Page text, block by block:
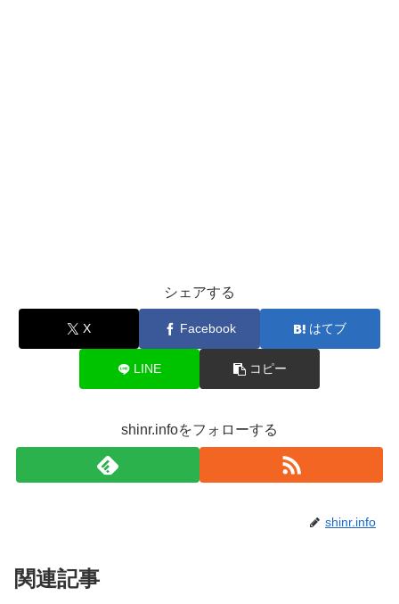
シェアする
X Facebook はてブ
LINE コピー
shinr.infoをフォローする
shinr.info
関連記事